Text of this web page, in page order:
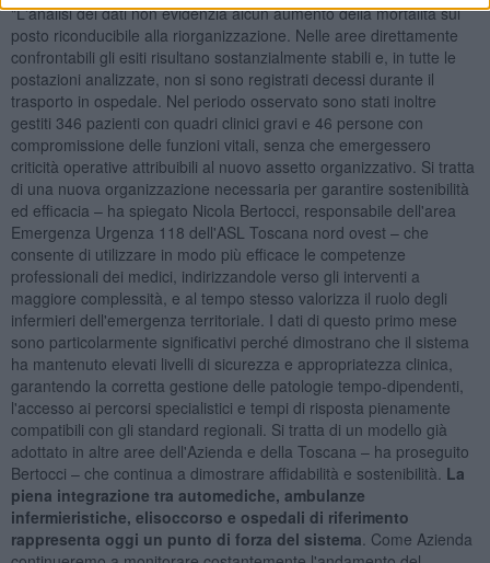
"L'analisi dei dati non evidenzia alcun aumento della mortalità sul
posto riconducibile alla riorganizzazione. Nelle aree direttamente
confrontabili gli esiti risultano sostanzialmente stabili e, in tutte le
postazioni analizzate, non si sono registrati decessi durante il
trasporto in ospedale. Nel periodo osservato sono stati inoltre
gestiti 346 pazienti con quadri clinici gravi e 46 persone con
compromissione delle funzioni vitali, senza che emergessero
criticità operative attribuibili al nuovo assetto organizzativo. Si tratta
di una nuova organizzazione necessaria per garantire sostenibilità
ed efficacia – ha spiegato Nicola Bertocci, responsabile dell'area
Emergenza Urgenza 118 dell'ASL Toscana nord ovest – che
consente di utilizzare in modo più efficace le competenze
professionali dei medici, indirizzandole verso gli interventi a
maggiore complessità, e al tempo stesso valorizza il ruolo degli
infermieri dell'emergenza territoriale. I dati di questo primo mese
sono particolarmente significativi perché dimostrano che il sistema
ha mantenuto elevati livelli di sicurezza e appropriatezza clinica,
garantendo la corretta gestione delle patologie tempo-dipendenti,
l'accesso ai percorsi specialistici e tempi di risposta pienamente
compatibili con gli standard regionali. Si tratta di un modello già
adottato in altre aree dell'Azienda e della Toscana – ha proseguito
Bertocci – che continua a dimostrare affidabilità e sostenibilità. La
piena integrazione tra automediche, ambulanze
infermieristiche, elisoccorso e ospedali di riferimento
rappresenta oggi un punto di forza del sistema . Come Azienda